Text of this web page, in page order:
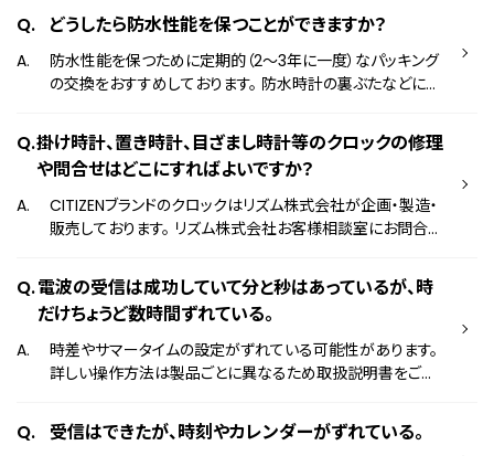
動しなくなる場合がございます。 また、防水性能を維持する
ためには定期的（2～3年に一度）なパッキングの交換が必要
です。 点検のご依頼はお買い上げ店、または以下のお問い合
わせ窓口よりお問い合わせください。 お問い合わせ窓口はこ
どうしたら防水性能を保つことができますか？
防水性能を保つために定期的（2～3年に一度）なパッキング
の交換をおすすめしております。 防水時計の裏ぶたなどに使
を防ぎ、時計の機能を保護しています。 これらのパッキングは
汗や水分の影響を受けると劣化してしまい、防水性能を保て
なくなってしまいます。 なお、パッキングの交換はお客様ご自
身で行うことが難しい場合がございますので、お買い上げ店、
または以下のお問い合わせ窓口よりお問い合わせください。
っております。
掛け時計、置き時計、目ざまし時計等のクロックの修理
や問合せはどこにすればよいですか？
CITIZENブランドのクロックはリズム株式会社が企画・製造・
販売しております。 リズム株式会社お客様相談室にお問合せ
はCITIZENブランドライセンス商品の掛け時計、置き時計、め
ざまし時計を企画・製造・販売しています。
電波の受信は成功していて分と秒はあっているが、時
だけちょうど数時間ずれている。
時差やサマータイムの設定がずれている可能性があります。
詳しい操作方法は製品ごとに異なるため取扱説明書をご覧
受信はできたが、時刻やカレンダーがずれている。